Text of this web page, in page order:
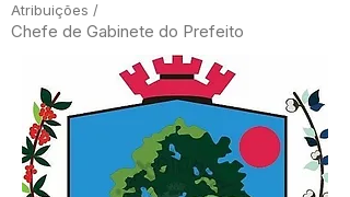
Atribuições /
Chefe de Gabinete do Prefeito